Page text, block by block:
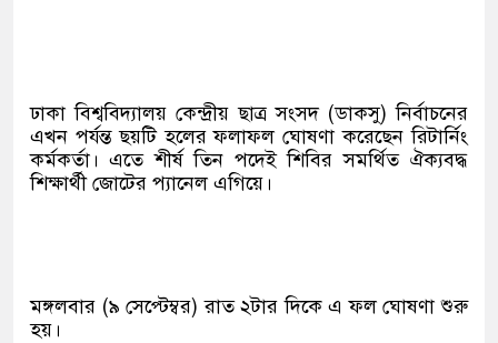
ঢাকা বিশ্ববিদ্যালয় কেন্দ্রীয় ছাত্র সংসদ (ডাকসু) নির্বাচনের
এখন পর্যন্ত ছয়টি হলের ফলাফল ঘোষণা করেছেন রিটার্নিং
কর্মকর্তা। এতে শীর্ষ তিন পদেই শিবির সমর্থিত ঐক্যবদ্ধ
শিক্ষার্থী জোটের প্যানেল এগিয়ে।
মঙ্গলবার (৯ সেপ্টেম্বর) রাত ২টার দিকে এ ফল ঘোষণা শুরু
হয়।